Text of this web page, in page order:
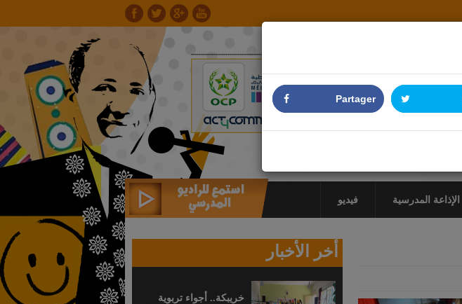
الإذاعة المدرسية فيديو
أخر الأخبار
خريبكة.. أجواء تربوية
Partager